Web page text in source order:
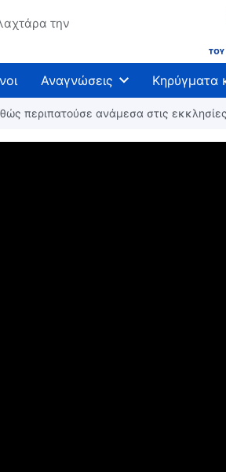
την
Αναγνώσεις Κηρύγματα
περιπατούσε ανάμεσα στις εκκλησίες